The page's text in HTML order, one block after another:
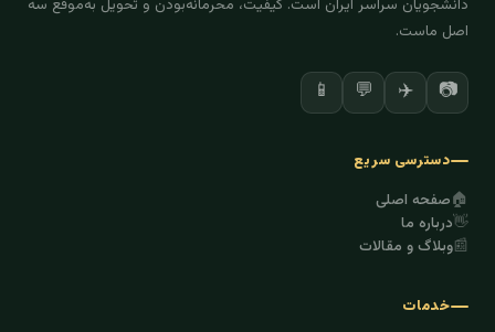
دانشجویان سراسر ایران است. کیفیت، محرمانه‌بودن و تحویل به‌موقع سه
اصل ماست.
📷
✈️
💬
📱
دسترسی سریع
🏠صفحه اصلی
👋درباره ما
📰وبلاگ و مقالات
خدمات